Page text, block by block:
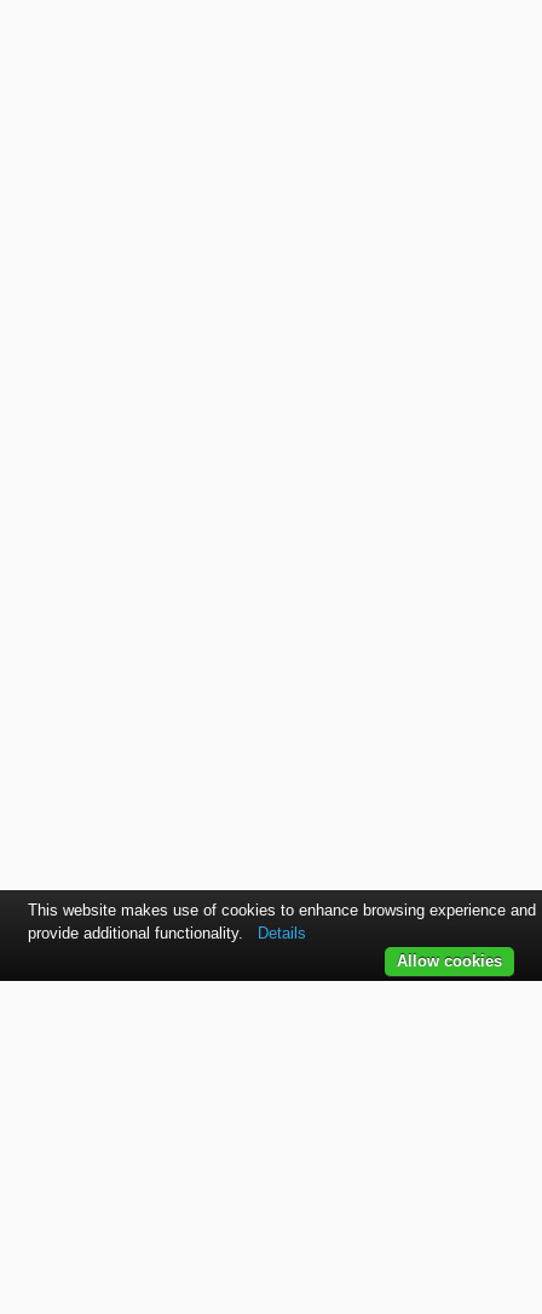
This website makes use of cookies to enhance browsing experience and
provide additional functionality.
Details
Allow cookies